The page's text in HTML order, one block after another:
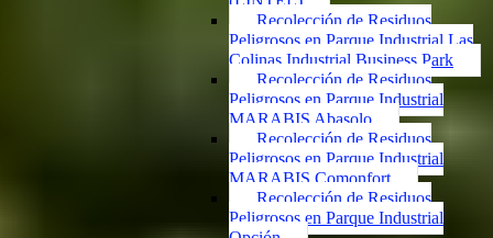
Recolección de Residuos
Peligrosos en Parque Industrial Las
Colinas Industrial Business Park
Recolección de Residuos
Peligrosos en Parque Industrial
MARABIS Abasolo
Recolección de Residuos
Peligrosos en Parque Industrial
MARABIS Comonfort
Recolección de Residuos
Peligrosos en Parque Industrial